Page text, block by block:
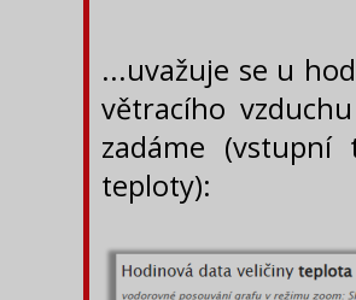
...uvažuje se u
větracího
zadáme
teploty):